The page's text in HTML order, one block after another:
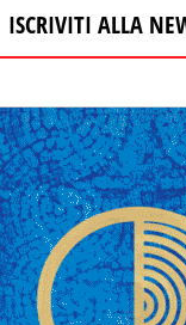
ISCRIVITI ALLA